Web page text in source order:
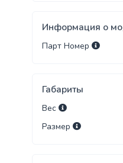
Информация о
Парт Номер
Габариты
Вес
Размер